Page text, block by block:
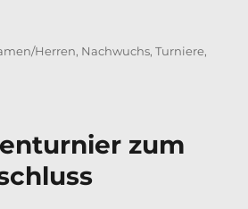
Herren, Nachwuchs,Turniere,
zum